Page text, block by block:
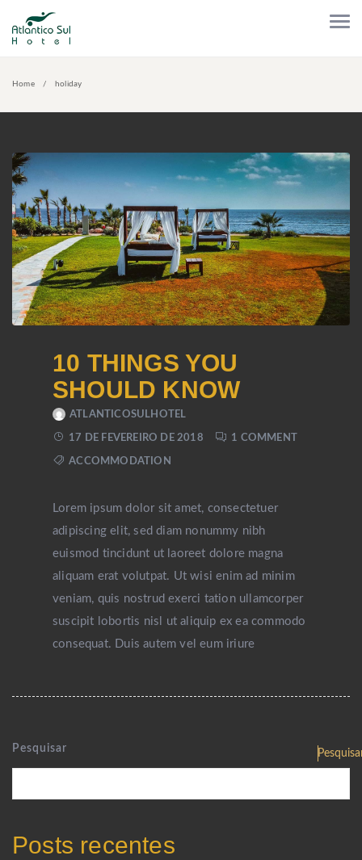
Home holiday
10 THINGS YOU
SHOULD KNOW
ATLANTICOSULHOTEL
17 DE FEVEREIRO DE 2018 1 COMMENT
ACCOMMODATION
Lorem ipsum dolor sit amet, consectetuer
adipiscing elit, sed diam nonummy nibh
euismod tincidunt ut laoreet dolore magna
aliquam erat volutpat. Ut wisi enim ad minim
veniam, quis nostrud exerci tation ullamcorper
suscipit lobortis nisl ut aliquip ex ea commodo
consequat. Duis autem vel eum iriure
Pesquisar
Posts recentes